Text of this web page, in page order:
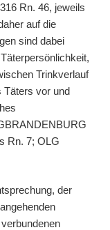
Rn. 46, jeweils
auf die
sind dabei
Trinkverlauf
Täters vor und
Rn. 7; OLG
der